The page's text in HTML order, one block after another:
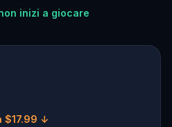
inizi a giocare
$17.99 ↓